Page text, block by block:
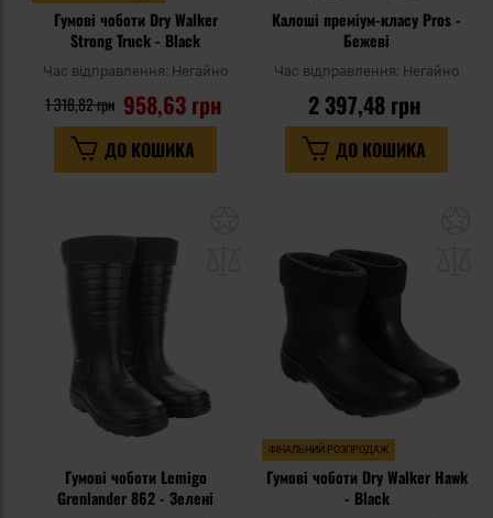
Гумові чоботи Dry Walker
Strong Truck - Black
Час відправлення: Негайно
958,63 грн
1 318,82 грн
ДО КОШИКА
Калоші преміум-класу Pros -
Бежеві
Час відправлення: Негайно
2 397,48 грн
ДО КОШИКА
списку
уподобань
Гумові чоботи Lemigo
Grenlander 862 - Зелені
ФІНАЛЬНИЙ РОЗПРОДАЖ
Гумові чоботи Dry Walker Hawk
- Black